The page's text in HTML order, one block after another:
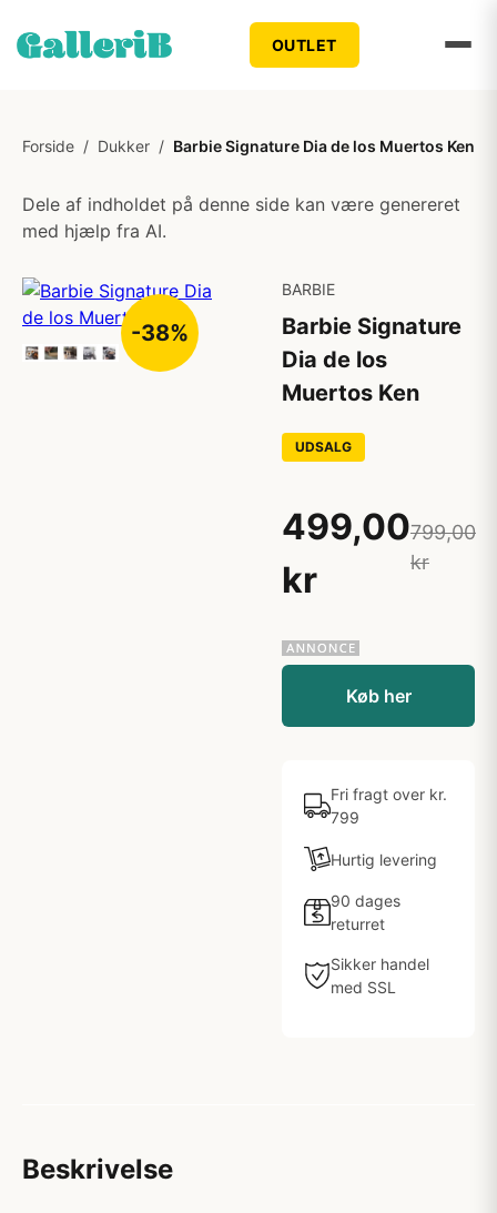
OUTLET
Forside / Dukker / Barbie Signature Dia de los Muertos Ken
Dele af indholdet på denne side kan være genereret
med hjælp fra AI.
-38%
BARBIE
Barbie Signature
Dia de los
Muertos Ken
UDSALG
499,00
kr
799,00
kr
Køb her
Fri fragt over kr.
799
Hurtig levering
90 dages
returret
Sikker handel
med SSL
Beskrivelse